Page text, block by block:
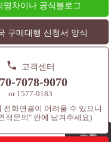
명차이나 공식블로그
구매대행 신청서 양식
고객센터
7078-9070
or 1577-9183
전화연결이 어려울 수 있으니
적문의" 란에 남겨주세요)
목록